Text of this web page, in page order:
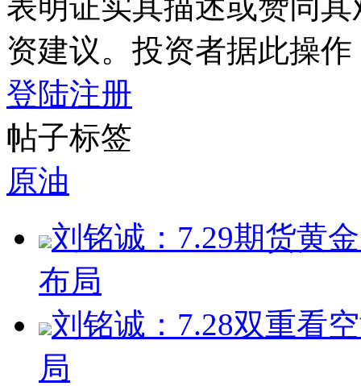
资建议。投资者据此操
登陆注册
帖子标签
原油
刘铭诚：7.29期货黄
布局
刘铭诚：7.28双重看
局